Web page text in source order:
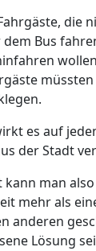
die
Bus
es auf
der Stadt
man
mehr als
anderen
Lösung